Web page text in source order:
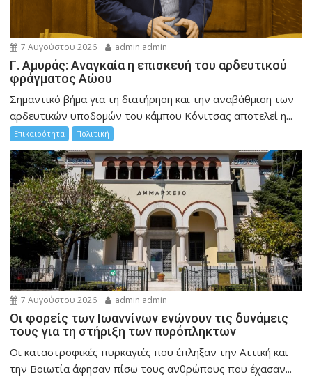
7 Αυγούστου 2026 admin admin
Γ. Αμυράς: Αναγκαία η επισκευή του αρδευτικού
φράγματος Αώου
Σημαντικό βήμα για τη διατήρηση και την αναβάθμιση των
αρδευτικών υποδομών του κάμπου Κόνιτσας αποτελεί η...
Επικαιρότητα Πολιτική
7 Αυγούστου 2026 admin admin
Οι φορείς των Ιωαννίνων ενώνουν τις δυνάμεις
τους για τη στήριξη των πυρόπληκτων
Οι καταστροφικές πυρκαγιές που έπληξαν την Αττική και
την Bοιωτία άφησαν πίσω τους ανθρώπους που έχασαν...